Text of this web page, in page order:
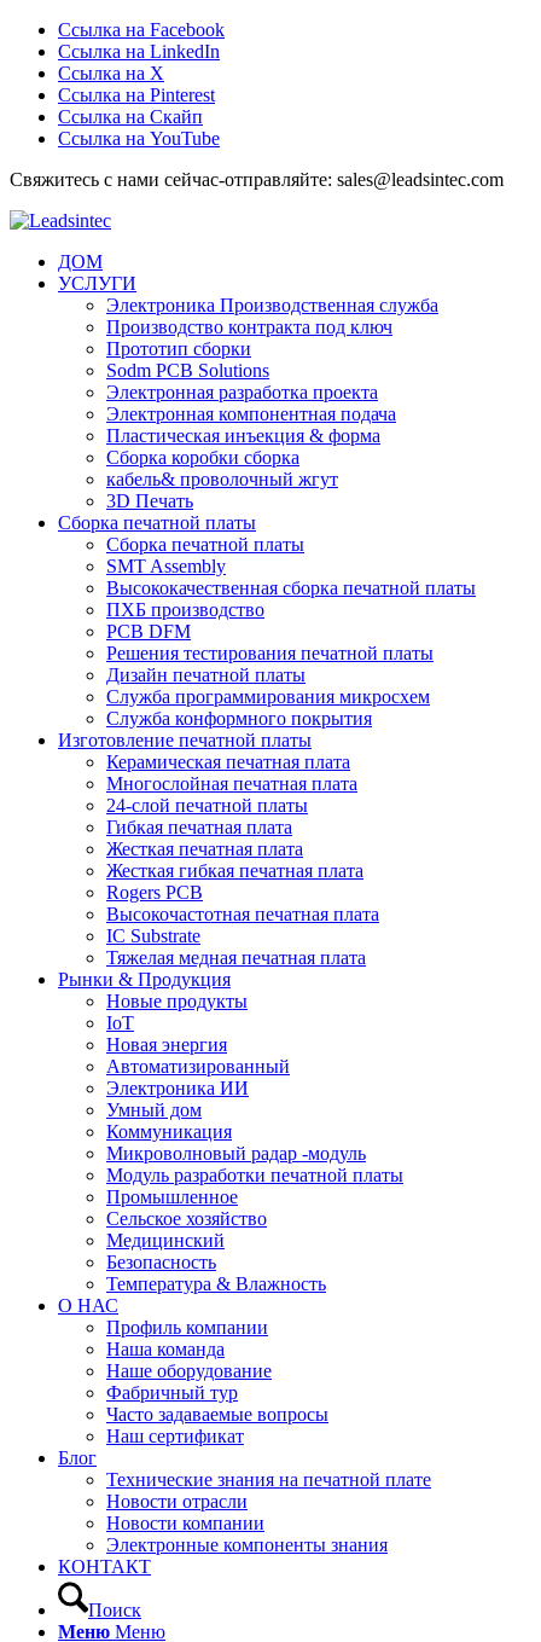
Ссылка на Facebook
Ссылка на LinkedIn
Ссылка на Х
Ссылка на Pinterest
Ссылка на Скайп
Ссылка на YouTube
Свяжитесь с нами сейчас-отправляйте: sales@leadsintec.com
ДОМ
УСЛУГИ
Электроника Производственная служба
Производство контракта под ключ
Прототип сборки
Sodm PCB Solutions
Электронная разработка проекта
Электронная компонентная подача
Пластическая инъекция & форма
Сборка коробки сборка
кабель& проволочный жгут
3D Печать
Сборка печатной платы
Сборка печатной платы
SMT Assembly
Высококачественная сборка печатной платы
ПХБ производство
PCB DFM
Решения тестирования печатной платы
Дизайн печатной платы
Служба программирования микросхем
Служба конформного покрытия
Изготовление печатной платы
Керамическая печатная плата
Многослойная печатная плата
24-слой печатной платы
Гибкая печатная плата
Жесткая печатная плата
Жесткая гибкая печатная плата
Rogers PCB
Высокочастотная печатная плата
IC Substrate
Тяжелая медная печатная плата
Рынки & Продукция
Новые продукты
IoT
Новая энергия
Автоматизированный
Электроника ИИ
Умный дом
Коммуникация
Микроволновый радар -модуль
Модуль разработки печатной платы
Промышленное
Сельское хозяйство
Медицинский
Безопасность
Температура & Влажность
О НАС
Профиль компании
Наша команда
Наше оборудование
Фабричный тур
Часто задаваемые вопросы
Наш сертификат
Блог
Технические знания на печатной плате
Новости отрасли
Новости компании
Электронные компоненты знания
КОНТАКТ
Поиск
Меню Меню